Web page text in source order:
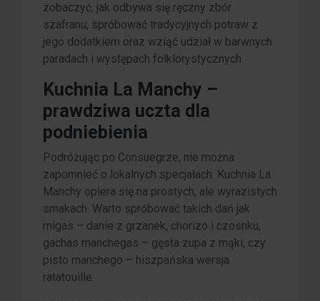
zobaczyć, jak odbywa się ręczny zbór
szafranu, spróbować tradycyjnych potraw z
jego dodatkiem oraz wziąć udział w barwnych
paradach i występach folklorystycznych.
Kuchnia La Manchy –
prawdziwa uczta dla
podniebienia
Podróżując po Consuegrze, nie można
zapomnieć o lokalnych specjałach. Kuchnia La
Manchy opiera się na prostych, ale wyrazistych
smakach. Warto spróbować takich dań jak
migas – danie z grzanek, chorizo i czosnku,
gachas manchegas – gęsta zupa z mąki, czy
pisto manchego – hiszpańska wersja
ratatouille.